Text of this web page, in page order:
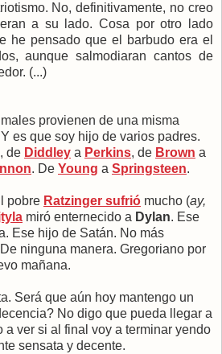
No, definitivamente, no creo
a su lado. Cosa por otro lado
he pensado que el barbudo era el
aunque salmodiaran cantos de
(...)
provienen de una misma
es que soy hijo de varios padres.
, de Diddley a Perkins, de Brown a
. De Young a Springsteen.
pobre Ratzinger sufrió mucho (ay,
miró enternecido a Dylan. Ese
Ese hijo de Satán. No más
ninguna manera. Gregoriano por
mañana.
Será que aún hoy mantengo un
No digo que pueda llegar a
a ver si al final voy a terminar yendo
sensata y decente.